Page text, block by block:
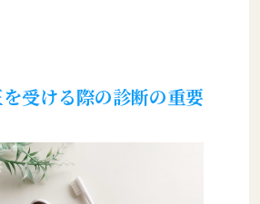
受ける際の診断の重要